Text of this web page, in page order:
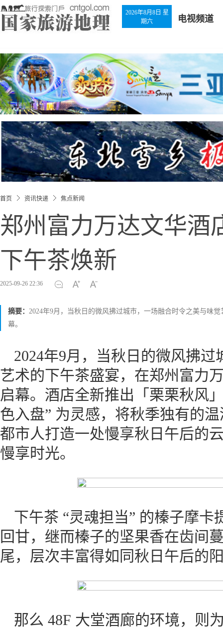
2026年8月8日 星
期六
电视频道
首页 资讯快递 焦点新闻
郑州富力万达文华酒
下午茶焕新
2025-09-26 22:36
摘要： 2024年9月，当秋日的微风拂过城市，一场融合时令之美与味
幕。
2024年9月，当秋日的微风拂
艺术的下午茶盛宴，在郑州富力
启幕。酒店全新推出「栗栗秋风
色入盘” 为灵感，将秋季独有的
都市人打造一处慢享秋日午后的
慢享时光。
下午茶 “灵魂担当” 的榛子摩
回甘，继而榛子的坚果香在齿间
尾，层次丰富得如同秋日午后的
那么 48F 大堂酒廊的环境，则